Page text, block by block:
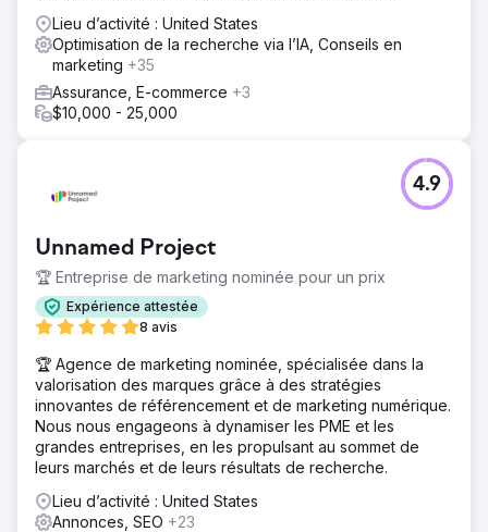
Lieu d’activité : United States
Optimisation de la recherche via l’IA, Conseils en
marketing +35
Assurance, E-commerce +3
$10,000 - 25,000
Unnamed Project
🏆 Entreprise de marketing nominée pour un prix
Expérience attestée
8 avis
4.9
🏆 Agence de marketing nominée, spécialisée dans la
valorisation des marques grâce à des stratégies
innovantes de référencement et de marketing numérique.
Nous nous engageons à dynamiser les PME et les
grandes entreprises, en les propulsant au sommet de
leurs marchés et de leurs résultats de recherche.
Lieu d’activité : United States
Annonces, SEO +23